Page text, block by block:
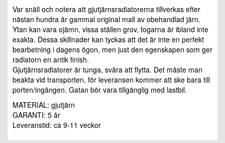
Var snäll och notera att gjutjärnsradiatorerna tillverkas efter
nästan hundra år gammal original mall av obehandlad järn.
Ytan kan vara ojämn, vissa ställen grov, fogarna är ibland inte
exakta. Dessa skillnader kan tyckas att det är inte en perfekt
bearbetning i dagens ögon, men just den egenskapen som ger
radiatorn en antik finish.
Gjutjärnsradiatorer är tunga, svåra att flytta. Det måste man
beakta vid transporten, för leveransen kommer att ske bara till
porten/ingången. Gatan bör vara tillgänglig med lastbil.
MATERIAL: gjutjärn
GARANTI: 5 år
Leveranstid: ca 9-11 veckor